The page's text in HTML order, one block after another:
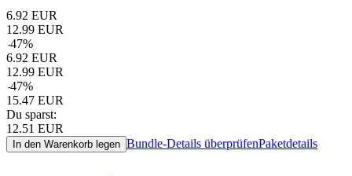
6.92 EUR
12.99 EUR
-47%
6.92 EUR
12.99 EUR
-47%
15.47 EUR
Du sparst:
12.51 EUR
In den Warenkorb legen Bundle-Details überprüfenPaketdetails